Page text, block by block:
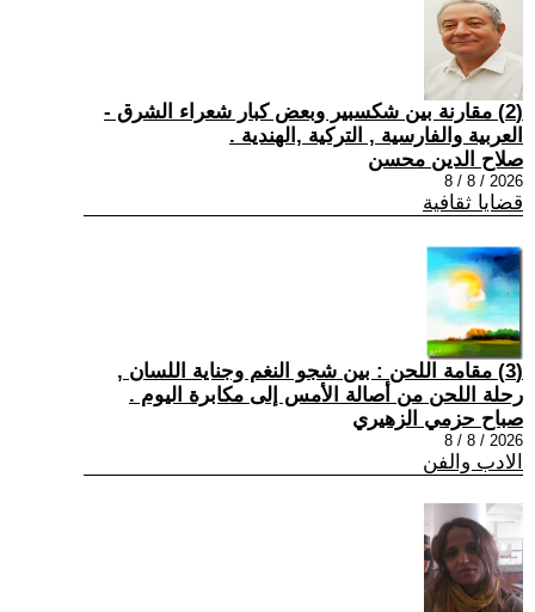
(2) مقارنة بين شكسبير وبعض كبار شعراء الشرق -
العربية والفارسية , التركية ,الهندية .
صلاح الدين محسن
2026 / 8 / 8
قضايا ثقافية
(3) مقامة اللحن : بين شجو النغم وجناية اللسان ,
رحلة اللحن من أصالة الأمس إلى مكابرة اليوم .
صباح حزمي الزهيري
2026 / 8 / 8
الادب والفن